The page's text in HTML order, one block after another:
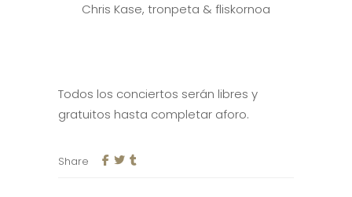
Chris Kase, tronpeta & fliskornoa
Todos los conciertos serán libres y
gratuitos hasta completar aforo.
Share